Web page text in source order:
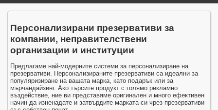
Персонализирани презервативи за
компании, неправителствени
организации и институции
Предлагаме най-модерните системи за персонализиране на
презервативи. Персонализираните презервативи са идеални за
популяризиране на вашата марка, като подарък или за
мърчандайзинг. Ако търсите продукт с голямо рекламно
въздействие, ние ви представяме оригинален и много ефективен
начин да изненадате и затвърдите марката си чрез презервативи